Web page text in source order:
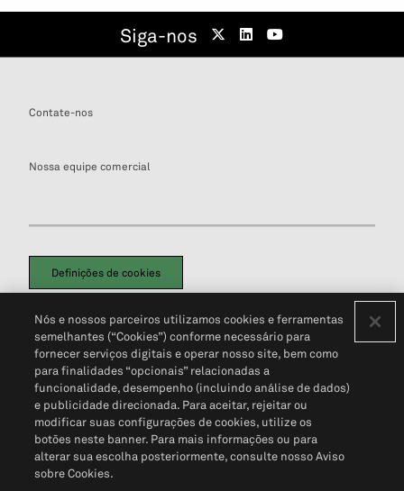
Siga-nos
Contate-nos
Nossa equipe comercial
Definições de cookies
Política de PrivacidadePortal de privacidade do cliente (em inglês)
Não Venda Minhas Informações Pessoais© 2026 S&P Global
Nós e nossos parceiros utilizamos cookies e ferramentas
semelhantes (“Cookies”) conforme necessário para
fornecer serviços digitais e operar nosso site, bem como
para finalidades “opcionais” relacionadas a
funcionalidade, desempenho (incluindo análise de dados)
e publicidade direcionada. Para aceitar, rejeitar ou
modificar suas configurações de cookies, utilize os
botões neste banner. Para mais informações ou para
alterar sua escolha posteriormente, consulte nosso Aviso
sobre Cookies.